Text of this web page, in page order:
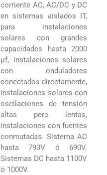
corriente AC, AC/DC y DC
en sistemas aislados IT,
para instalaciones
solares con grandes
capacidades hasta 2000
µf, instalaciones solares
con onduladores
conectados directamente,
instalaciones solares con
oscilaciones de tensión
altas pero lentas,
instalaciones con fuentes
conmutadas. Sistema AC
hasta 793V ó 690V.
Sistemas DC hasta 1100V
ó 1000V.